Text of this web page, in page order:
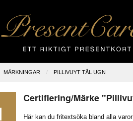
MÄRKNINGAR PILLIVUYT TÅL UGN
Certifiering/Märke
Här kan du fritextsöka bland alla